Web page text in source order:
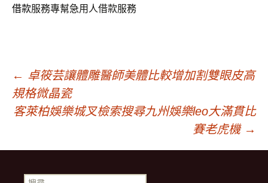
借款服務專幫急用人借款服務
文
章
導
← 卓筱芸讓體雕醫師美體比較增加割雙眼皮高
規格微晶瓷
客萊柏娛樂城叉檢索搜尋九州娛樂leo大滿貫比
賽老虎機 →
搜